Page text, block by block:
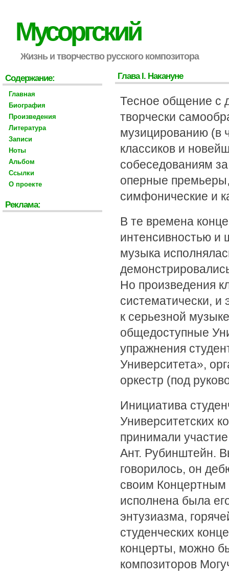
Мусоргский
Жизнь и творчество русского композитора
Глава I. Накануне
Тесное общение с
творчески
музицированию (в
классиков и
собеседованиям
оперные
симфонические и
В те времена
интенсивностью и
музыка
Но произведения
систематически, и
к серьезной
общедоступные
упражнения
Университета»,
оркестр (под
Инициатива
Университетских
принимали
Ант. Рубинштейн.
говорилось, он
своим
исполнена была
энтузиазма,
студенческих
концерты, можно
композиторов
Содержание:
Главная
Биография
Произведения
Литература
Записи
Ноты
Альбом
Ссылки
О проекте
Реклама: